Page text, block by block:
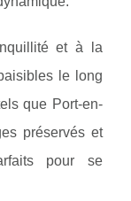
et à la
le long
que Port-en-
préservés et
pour se